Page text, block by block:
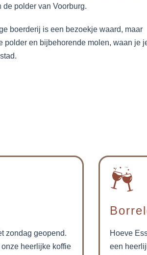
de polder van Voorburg.
boerderij is een bezoekje waard, maar
polder en bijbehorende molen, waan je
zondag geopend.
heerlijke koffie
Hoeve
een